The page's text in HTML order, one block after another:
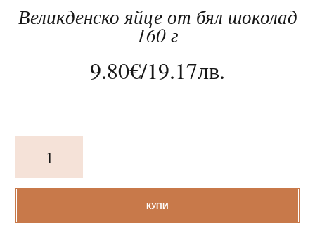
За нас
Великденско яйце от бял шоколад
160 г
9.80€/19.17лв.
Великденско
яйце
бял
КУПИ